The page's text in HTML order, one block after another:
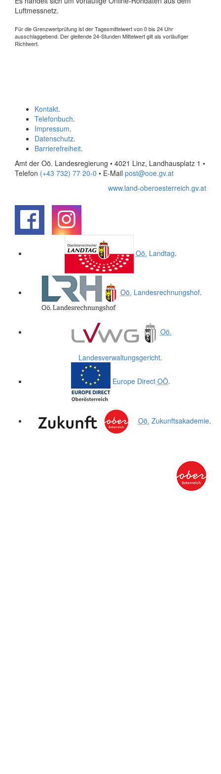
Luftmessnetz.
Für die Grenzwertprüfung ist der Tagesmittelwert von 0 bis 24 Uhr
ausschlaggebend. Der gleitende 24-Stunden Mittelwert gilt als vorläufiger
Richtwert.
Kontakt.
Telefonbuch.
Impressum.
Datenschutz.
Barrierefreiheit.
Amt der Oö. Landesregierung • 4021 Linz, Landhausplatz 1 •
Telefon (+43 732) 77 20-0 • E-Mail post@ooe.gv.at
www.land-oberoesterreich.gv.at
Oö. Landtag.
Oö. Landesrechnungshof.
Oö.
Landesverwaltungsgericht.
Europe Direct OÖ.
Oö. Zukunftsakademie.